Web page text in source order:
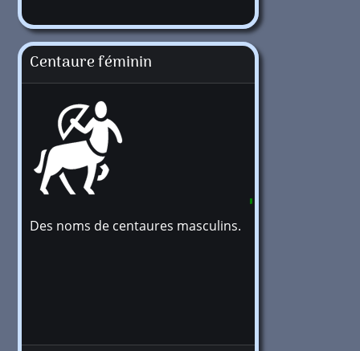
Centaure féminin
16159
Des noms de centaures masculins.